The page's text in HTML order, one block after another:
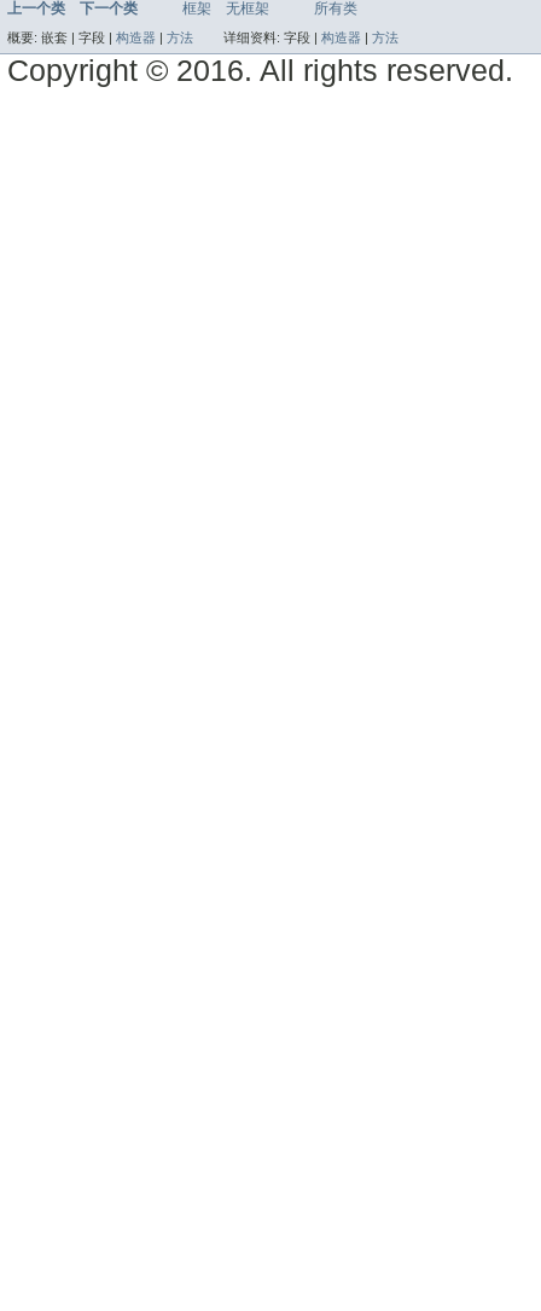
上一个类 下一个类 框架 无框架 所有类
概要: 嵌套 | 字段 | 构造器 方法 详细资料: 字段 | 构造器 方法
Copyright © 2016. All rights reserved.